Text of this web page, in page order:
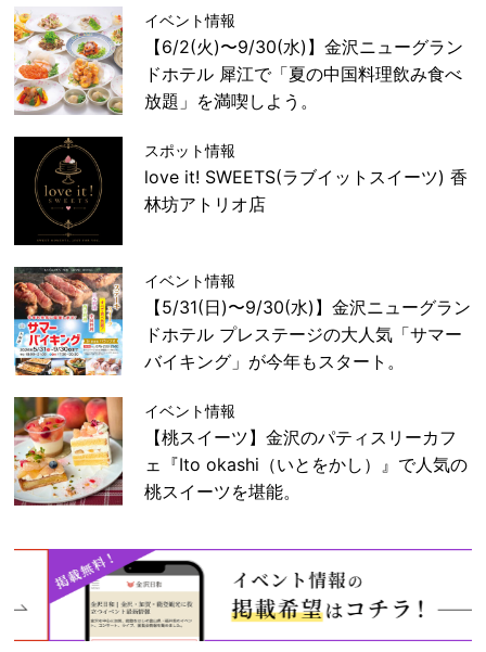
イベント情報
【6/2(火)〜9/30(水)】金沢ニューグラン
ドホテル 犀江で「夏の中国料理飲み食べ
放題」を満喫しよう。
スポット情報
love it! SWEETS(ラブイットスイーツ) 香
林坊アトリオ店
イベント情報
【5/31(日)〜9/30(水)】金沢ニューグラン
ドホテル プレステージの大人気「サマー
バイキング」が今年もスタート。
イベント情報
【桃スイーツ】金沢のパティスリーカフ
ェ『Ito okashi（いとをかし）』で人気の
桃スイーツを堪能。